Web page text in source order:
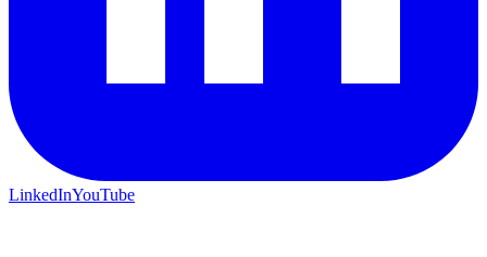
LinkedInYouTube